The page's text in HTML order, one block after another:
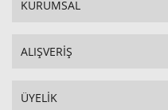
KURUMSAL
ALIŞVERİŞ
ÜYELİK